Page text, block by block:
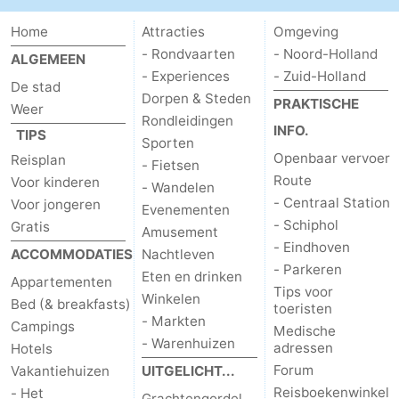
Home
ALGEMEEN
De stad
Weer
TIPS
Reisplan
Voor kinderen
Voor jongeren
Gratis
ACCOMMODATIES
Appartementen
Bed (& breakfasts)
Campings
Hotels
Vakantiehuizen
- Het
Attracties
- Rondvaarten
- Experiences
Dorpen & Steden
Rondleidingen
Sporten
- Fietsen
- Wandelen
Evenementen
Amusement
Nachtleven
Eten en drinken
Winkelen
- Markten
- Warenhuizen
UITGELICHT...
Omgeving
- Noord-Holland
- Zuid-Holland
PRAKTISCHE
INFO.
Openbaar vervoer
Route
- Centraal Station
- Schiphol
- Eindhoven
- Parkeren
Tips voor
toeristen
Medische
adressen
Forum
Reisboekenwinkel